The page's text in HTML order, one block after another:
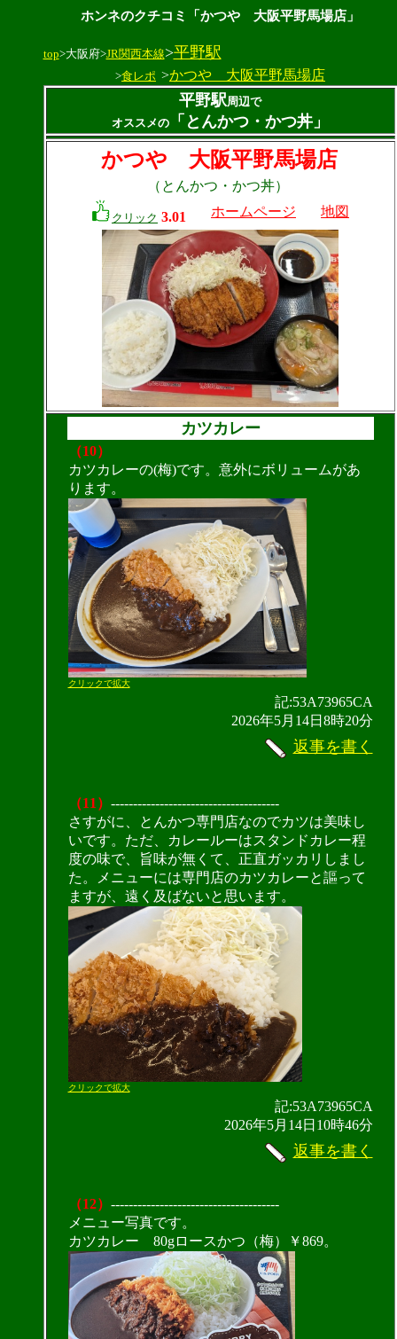
ホンネのクチコミ「かつや 大阪平野馬場店」
top>大阪府>JR関西本線>平野駅
>食レポ >かつや 大阪平野馬場店
平野駅周辺で
オススメの
「とんかつ・かつ丼」
かつや 大阪平野馬場店
（とんかつ・かつ丼）
クリック 3.01 ホームページ 地図
カツカレー
（10）
カツカレーの(梅)です。意外にボリュームがあ
ります。
クリックで拡大
記:53A73965CA
2026年5月14日8時20分
返事を書く
（11） --------------------------------------
さすがに、とんかつ専門店なのでカツは美味し
いです。ただ、カレールーはスタンドカレー程
度の味で、旨味が無くて、正直ガッカリしまし
た。メニューには専門店のカツカレーと謳って
ますが、遠く及ばないと思います。
クリックで拡大
記:53A73965CA
2026年5月14日10時46分
返事を書く
（12） --------------------------------------
メニュー写真です。
カツカレー 80gロースかつ（梅）￥869。